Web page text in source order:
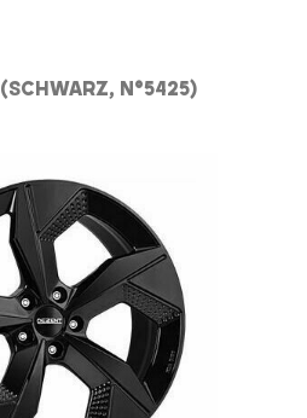
(SCHWARZ, N°5425)